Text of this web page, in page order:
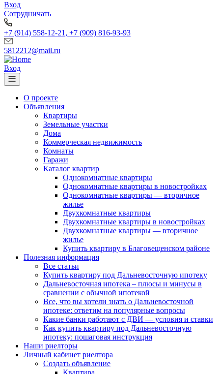
Вход
Сотрудничать
+7 (914) 558-12-21, +7 (909) 816-93-93
5812212@mail.ru
Вход
О проекте
Объявления
Квартиры
Земельные участки
Дома
Коммерческая недвижимость
Комнаты
Гаражи
Каталог квартир
Однокомнатные квартиры
Однокомнатные квартиры в новостройках
Однокомнатные квартиры — вторичное
жилье
Двухкомнатные квартиры
Двухкомнатные квартиры в новостройках
Двухкомнатные квартиры — вторичное
жилье
Купить квартиру в Благовещенском районе
Полезная информация
Все статьи
Купить квартиру под Дальневосточную ипотеку
Дальневосточная ипотека – плюсы и минусы в
сравнении с обычной ипотекой
Все, что вы хотели знать о Дальневосточной
ипотеке: ответим на популярные вопросы
Какие банки работают с ДВИ — условия и ставки
Как купить квартиру под Дальневосточную
ипотеку: пошаговая инструкция
Наши риелторы
Личный кабинет риелтора
Cоздать объявление
Квартира